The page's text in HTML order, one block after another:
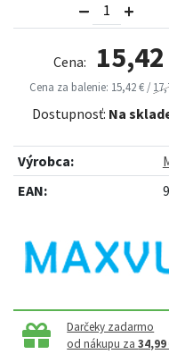
Cena:
Cena za balenie: 15,42 € /
Dostupnosť: Na
Výrobca:
EAN:
Darčeky zadarmo
od nákupu za34,99